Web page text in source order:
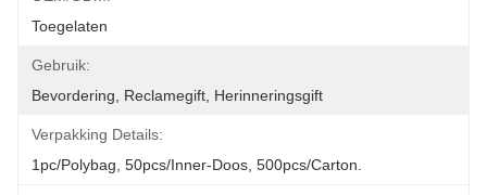
Toegelaten
Gebruik:
Bevordering, Reclamegift, Herinneringsgift
Verpakking Details:
1pc/polybag, 50pcs/inner-Doos, 500pcs/carton.